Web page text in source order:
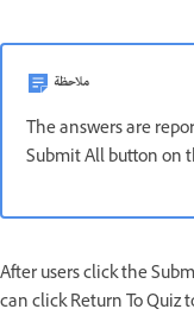
ملاحظة
The answers are
Submit All button on
After users click the
can click Return To Quiz